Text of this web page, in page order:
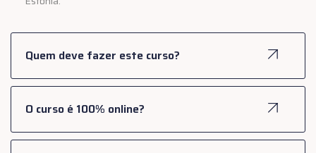
Quem deve fazer este curso?
O curso é 100% online?